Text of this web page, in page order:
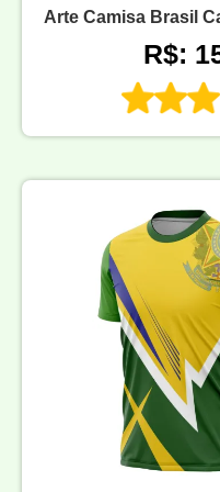
Arte Camisa Brasil
R$: